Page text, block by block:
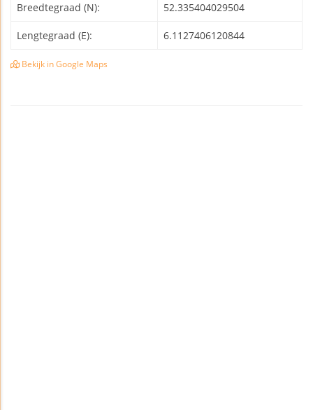
Breedtegraad (N): 52.335404029504
Lengtegraad (E): 6.1127406120844
Bekijk in Google Maps